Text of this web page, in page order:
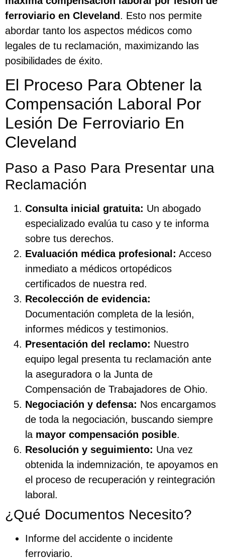
ferroviario en Cleveland. Esto nos permite
abordar tanto los aspectos médicos como
legales de tu reclamación, maximizando las
posibilidades de éxito.
El Proceso Para Obtener la
Compensación Laboral Por
Lesión De Ferroviario En
Cleveland
Paso a Paso Para Presentar una
Reclamación
Consulta inicial gratuita: Un abogado
especializado evalúa tu caso y te informa
sobre tus derechos.
Evaluación médica profesional: Acceso
inmediato a médicos ortopédicos
certificados de nuestra red.
Recolección de evidencia:
Documentación completa de la lesión,
informes médicos y testimonios.
Presentación del reclamo: Nuestro
equipo legal presenta tu reclamación ante
la aseguradora o la Junta de
Compensación de Trabajadores de Ohio.
Negociación y defensa: Nos encargamos
de toda la negociación, buscando siempre
la mayor compensación posible.
Resolución y seguimiento: Una vez
obtenida la indemnización, te apoyamos en
el proceso de recuperación y reintegración
laboral.
¿Qué Documentos Necesito?
Informe del accidente o incidente
ferroviario.